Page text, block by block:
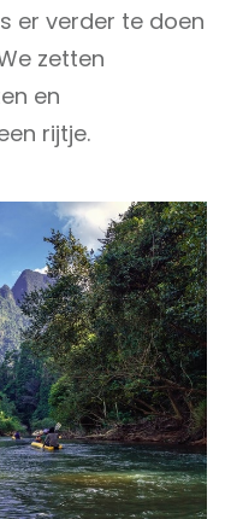
er verder te doen
zetten
en
rijtje.